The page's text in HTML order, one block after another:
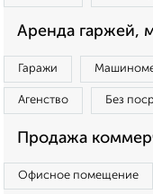
Аренда гаржей,
Гаражи
Агенство Без
Продажа
Офисное помещение